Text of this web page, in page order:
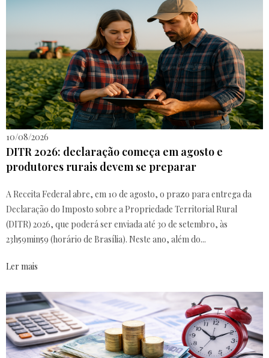
10/08/2026
DITR 2026: declaração começa em agosto e
produtores rurais devem se preparar
A Receita Federal abre, em 10 de agosto, o prazo para entrega da
Declaração do Imposto sobre a Propriedade Territorial Rural
(DITR) 2026, que poderá ser enviada até 30 de setembro, às
23h59min59 (horário de Brasília). Neste ano, além do...
Ler mais